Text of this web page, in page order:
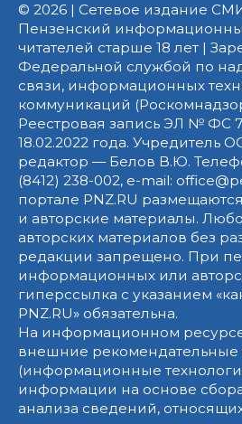
© 2026 | Сетевое издание
Пензенский
читателей старше 18 лет |
Федеральной службой по
связи, информационных
коммуникаций
Реестровая запись ЭЛ № ФС
18.02.2022 года. Учредитель
редактор — Белов В.Ю.
(8412) 238-002, e-mail:
портале PNZ.RU
и авторские материалы.
авторских материалов без
редакции запрещено. При
информационных или
гиперссылка с указанием
PNZ.RU» обязательна.
На информационном
внешние рекомендательные
(информационные
информации на основе
анализа сведений,